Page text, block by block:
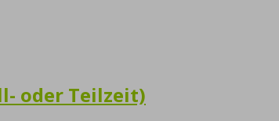
oder Teilzeit)